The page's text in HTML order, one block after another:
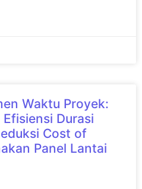
Waktu Proyek:
Durasi
Cost of
Panel Lantai